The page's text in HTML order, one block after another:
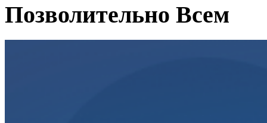
Позволительно Всем